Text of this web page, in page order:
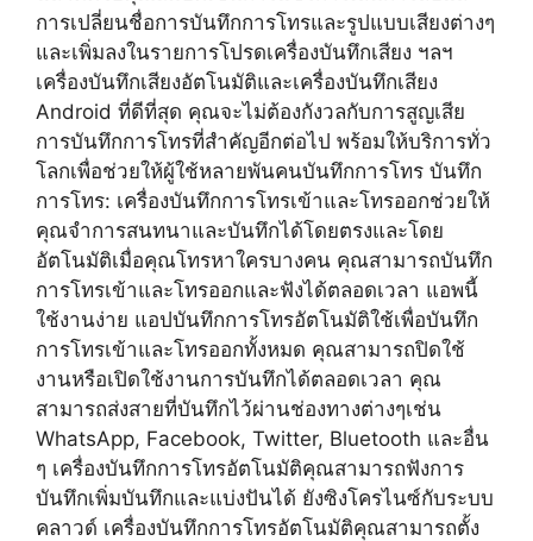
การเปลี่ยนชื่อการบันทึกการโทรและรูปแบบเสียงต่างๆ
และเพิ่มลงในรายการโปรดเครื่องบันทึกเสียง ฯลฯ
เครื่องบันทึกเสียงอัตโนมัติและเครื่องบันทึกเสียง
Android ที่ดีที่สุด คุณจะไม่ต้องกังวลกับการสูญเสีย
การบันทึกการโทรที่สำคัญอีกต่อไป พร้อมให้บริการทั่ว
โลกเพื่อช่วยให้ผู้ใช้หลายพันคนบันทึกการโทร บันทึก
การโทร: เครื่องบันทึกการโทรเข้าและโทรออกช่วยให้
คุณจำการสนทนาและบันทึกได้โดยตรงและโดย
อัตโนมัติเมื่อคุณโทรหาใครบางคน คุณสามารถบันทึก
การโทรเข้าและโทรออกและฟังได้ตลอดเวลา แอพนี้
ใช้งานง่าย แอปบันทึกการโทรอัตโนมัติใช้เพื่อบันทึก
การโทรเข้าและโทรออกทั้งหมด คุณสามารถปิดใช้
งานหรือเปิดใช้งานการบันทึกได้ตลอดเวลา คุณ
สามารถส่งสายที่บันทึกไว้ผ่านช่องทางต่างๆเช่น
WhatsApp, Facebook, Twitter, Bluetooth และอื่น
ๆ เครื่องบันทึกการโทรอัตโนมัติคุณสามารถฟังการ
บันทึกเพิ่มบันทึกและแบ่งปันได้ ยังซิงโครไนซ์กับระบบ
คลาวด์ เครื่องบันทึกการโทรอัตโนมัติคุณสามารถตั้ง